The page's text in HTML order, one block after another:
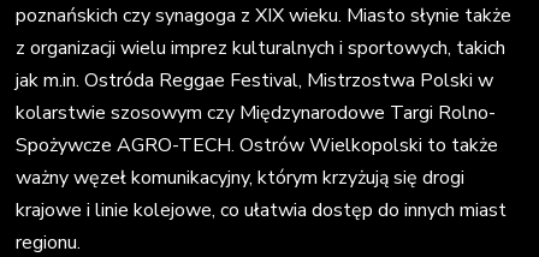
poznańskich czy synagoga z XIX wieku. Miasto słynie także
z organizacji wielu imprez kulturalnych i sportowych, takich
jak m.in. Ostróda Reggae Festival, Mistrzostwa Polski w
kolarstwie szosowym czy Międzynarodowe Targi Rolno-
Spożywcze AGRO-TECH. Ostrów Wielkopolski to także
ważny węzeł komunikacyjny, którym krzyżują się drogi
krajowe i linie kolejowe, co ułatwia dostęp do innych miast
regionu.